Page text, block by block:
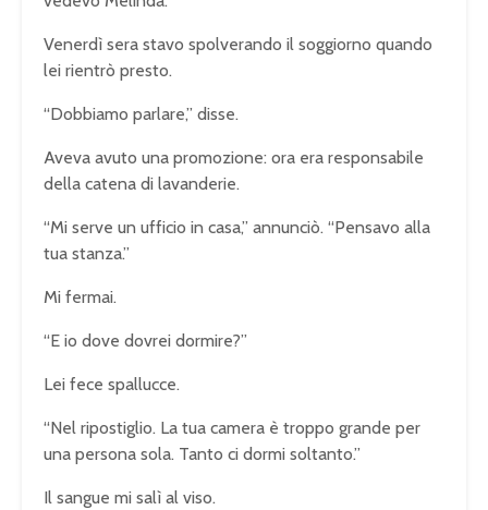
Venerdì sera stavo spolverando il soggiorno quando
lei rientrò presto.
“Dobbiamo parlare,” disse.
Aveva avuto una promozione: ora era responsabile
della catena di lavanderie.
“Mi serve un ufficio in casa,” annunciò. “Pensavo alla
tua stanza.”
Mi fermai.
“E io dove dovrei dormire?”
Lei fece spallucce.
“Nel ripostiglio. La tua camera è troppo grande per
una persona sola. Tanto ci dormi soltanto.”
Il sangue mi salì al viso.